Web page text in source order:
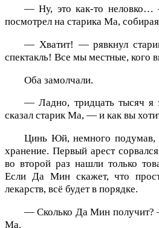
— Ну, это как-то
посмотрел на старика Ма,
— Хватит! — рявкнул
спектакль! Все мы местные, кого
Оба замолчали.
— Ладно, тридцать тысяч я
сказал старик Ма, — и как вы
Цинь Юй, немного подумав,
хранение. Первый арест
во второй раз нашли только
Если Да Мин скажет, что
лекарств, всё будет в порядке.
— Сколько Да Мин получит?
Ма.